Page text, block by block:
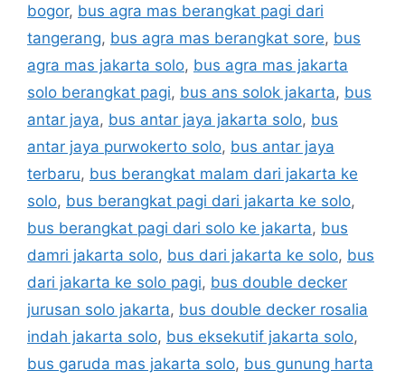
bogor, bus agra mas berangkat pagi dari
tangerang, bus agra mas berangkat sore, bus
agra mas jakarta solo, bus agra mas jakarta
solo berangkat pagi, bus ans solok jakarta, bus
antar jaya, bus antar jaya jakarta solo, bus
antar jaya purwokerto solo, bus antar jaya
terbaru, bus berangkat malam dari jakarta ke
solo, bus berangkat pagi dari jakarta ke solo,
bus berangkat pagi dari solo ke jakarta, bus
damri jakarta solo, bus dari jakarta ke solo, bus
dari jakarta ke solo pagi, bus double decker
jurusan solo jakarta, bus double decker rosalia
indah jakarta solo, bus eksekutif jakarta solo,
bus garuda mas jakarta solo, bus gunung harta